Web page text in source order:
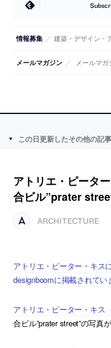
情報募集 ／ 建築・デザイン・
メールマガジン ／ メールマガ
この日更新したその他の記事
アトリエ・ピータ
合ビル”prater
ARCHITECTURE
アトリエ・ピーター・キス
designboomに掲載されてい
アトリエ・ピーター・キス
合ビル”prater street”の写真